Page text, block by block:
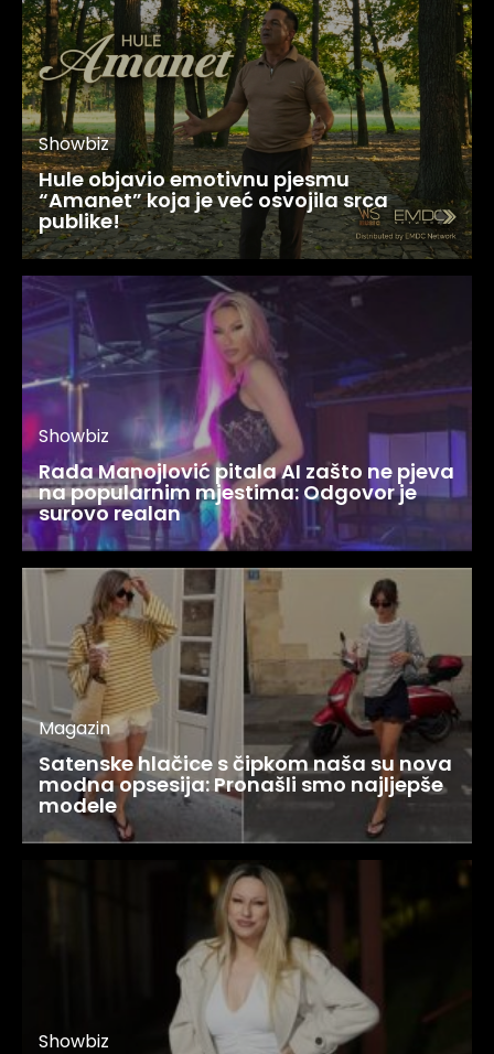
Showbiz
Hule objavio emotivnu pjesmu
“Amanet” koja je već osvojila srca
publike!
Showbiz
Rada Manojlović pitala AI zašto ne pjeva
na popularnim mjestima: Odgovor je
surovo realan
Magazin
Satenske hlačice s čipkom naša su nova
modna opsesija: Pronašli smo najljepše
modele
Showbiz